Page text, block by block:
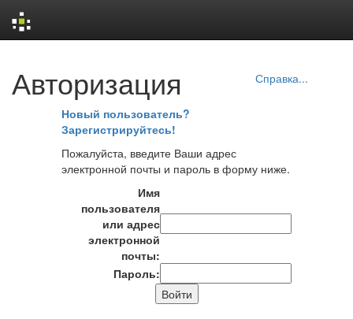
navigation
Авторизация Справка...
Новый пользователь?
Зарегистрируйтесь!
Пожалуйста, введите Ваши адрес
электронной почты и пароль в форму ниже.
Имя
пользователя
или адрес
электронной
почты:
Пароль: